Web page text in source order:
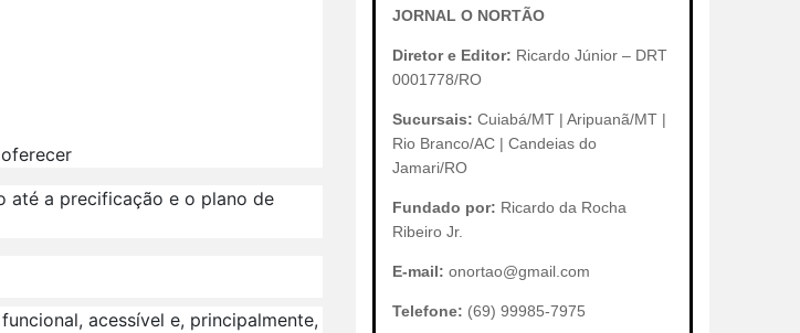
até a precificação e o plano de
acessível e, principalmente,
JORNAL O NORTÃO
Diretor e Editor: Ricardo Júnior – DRT
0001778/RO
Sucursais: Cuiabá/MT | Aripuanã/MT |
Rio Branco/AC | Candeias do
Jamari/RO
Fundado por: Ricardo da Rocha
Ribeiro Jr.
E-mail: onortao@gmail.com
Telefone: (69) 99985-7975